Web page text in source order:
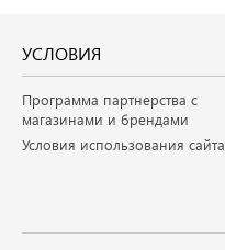
УСЛОВИЯ
Программа партнерства с
магазинами и брендами
Условия использования сайта